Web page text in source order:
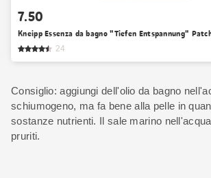
7.50
Kneipp Essenza da bagno "Tiefen Entspannung"
24
Consiglio: aggiungi dell'olio da bagno
schiumogeno, ma fa bene alla pelle in
sostanze nutrienti. Il sale marino
pruriti.